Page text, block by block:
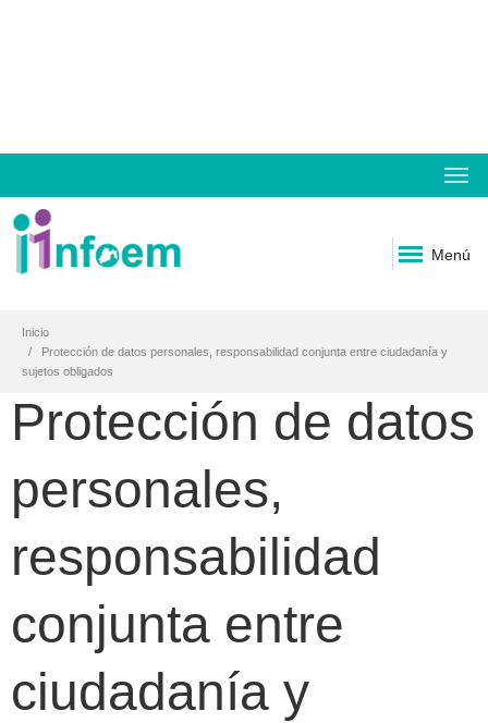
Menú
Inicio
Protección de datos personales, responsabilidad conjunta entre ciudadanía y
sujetos obligados
Protección de datos
personales,
responsabilidad
conjunta entre
ciudadanía y